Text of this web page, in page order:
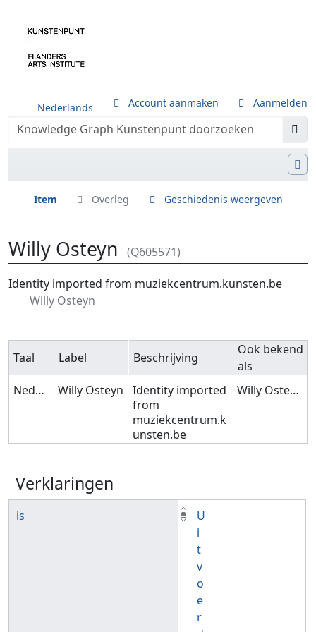
Nederlands Account aanmaken Aanmelden
Item Overleg Geschiedenis weergeven
Willy Osteyn (Q605571)
Ga naar: navigatie ,zoeken
Identity imported from muziekcentrum.kunsten.be
Willy Osteyn
Taal Label Beschrijving
Ook bekend
als
Nederlands
Willy Osteyn
Identity imported
from
muziekcentrum.k
unsten.be
Willy Osteyn
Verklaringen
is
U
i
t
v
o
e
r